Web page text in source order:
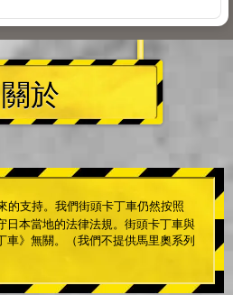
關於
的支持。我們街頭卡丁車仍然按照
日本當地的法律法規。街頭卡丁車與
車》無關。（我們不提供馬里奧系列